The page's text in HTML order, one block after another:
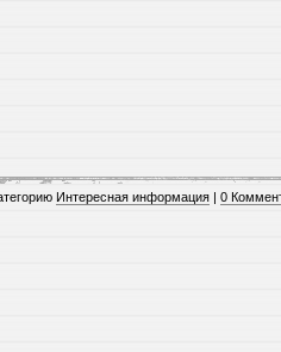
Интересная информация 0